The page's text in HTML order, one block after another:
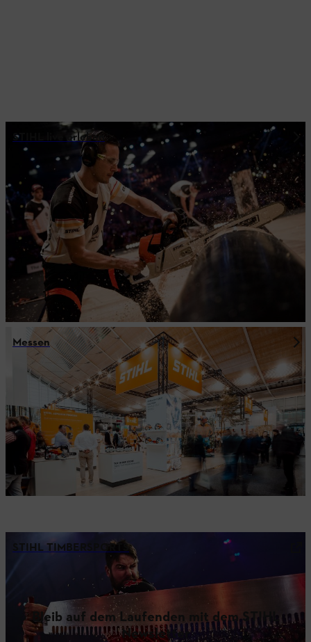
STIHL live erleben
Messen
STIHL TIMBERSPORTS
Bleib auf dem Laufenden mit dem STIHL
Newsletter